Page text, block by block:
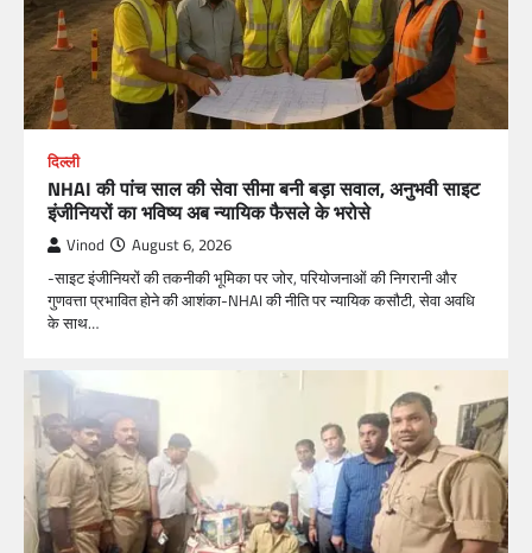
दिल्ली
NHAI की पांच साल की सेवा सीमा बनी बड़ा सवाल, अनुभवी साइट
इंजीनियरों का भविष्य अब न्यायिक फैसले के भरोसे
Vinod August 6, 2026
-साइट इंजीनियरों की तकनीकी भूमिका पर जोर, परियोजनाओं की निगरानी और
गुणवत्ता प्रभावित होने की आशंका-NHAI की नीति पर न्यायिक कसौटी, सेवा अवधि
के साथ…